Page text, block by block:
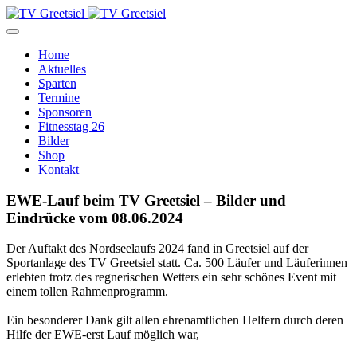
Home
Aktuelles
Sparten
Termine
Sponsoren
Fitnesstag 26
Bilder
Shop
Kontakt
EWE-Lauf beim TV Greetsiel – Bilder und
Eindrücke vom 08.06.2024
Der Auftakt des Nordseelaufs 2024 fand in Greetsiel auf der
Sportanlage des TV Greetsiel statt. Ca. 500 Läufer und Läuferinnen
erlebten trotz des regnerischen Wetters ein sehr schönes Event mit
einem tollen Rahmenprogramm.
Ein besonderer Dank gilt allen ehrenamtlichen Helfern durch deren
Hilfe der EWE-erst Lauf möglich war,